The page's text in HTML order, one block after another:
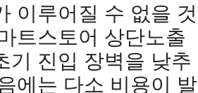
이루어질 수 없을 것
트스토어 상단노출
기 진입 장벽을 낮추
에는 다소 비용이 발